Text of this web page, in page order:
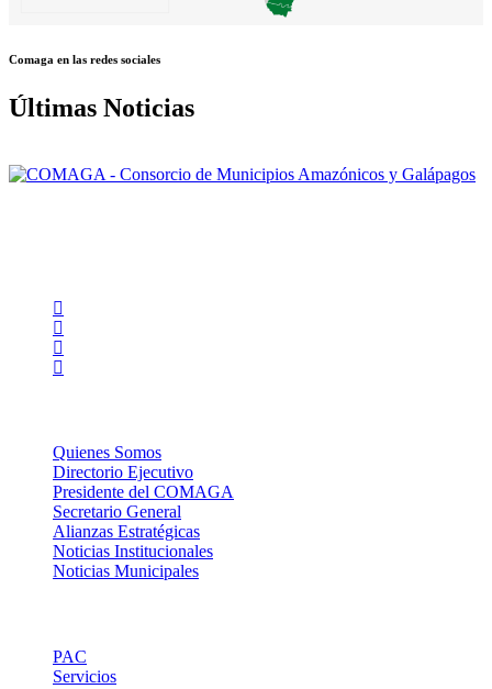
Comaga en las redes sociales
Últimas Noticias
Quienes Somos
Directorio Ejecutivo
Presidente del COMAGA
Secretario General
Alianzas Estratégicas
Noticias Institucionales
Noticias Municipales
PAC
Servicios